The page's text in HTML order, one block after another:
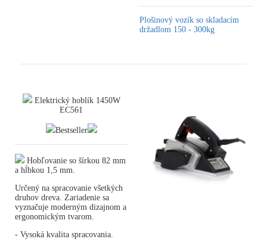
Plošinový vozík so skladacím
držadlom 150 - 300kg
Elektrický hoblík 1450W
EC561
Bestseller
Hobľovanie so šírkou 82 mm
a hĺbkou 1,5 mm.
Určený na spracovanie všetkých
druhov dreva. Zariadenie sa
vyznačuje moderným dizajnom a
ergonomickým tvarom.
- Vysoká kvalita spracovania.